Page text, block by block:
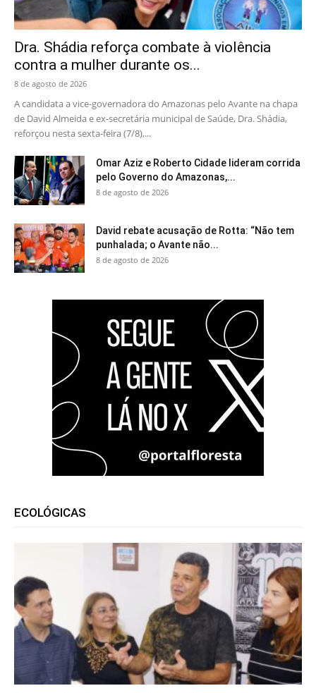
Dra. Shádia reforça combate à violência
contra a mulher durante os...
8 de agosto de 2026
A candidata a vice-governadora do Amazonas pelo Avante na chapa
de David Almeida e ex-secretária municipal de Saúde, Dra. Shádia,
reforçou nesta sexta-feira (7/8),...
Omar Aziz e Roberto Cidade lideram corrida
pelo Governo do Amazonas,...
8 de agosto de 2026
David rebate acusação de Rotta: “Não tem
punhalada; o Avante não...
8 de agosto de 2026
ECOLÓGICAS